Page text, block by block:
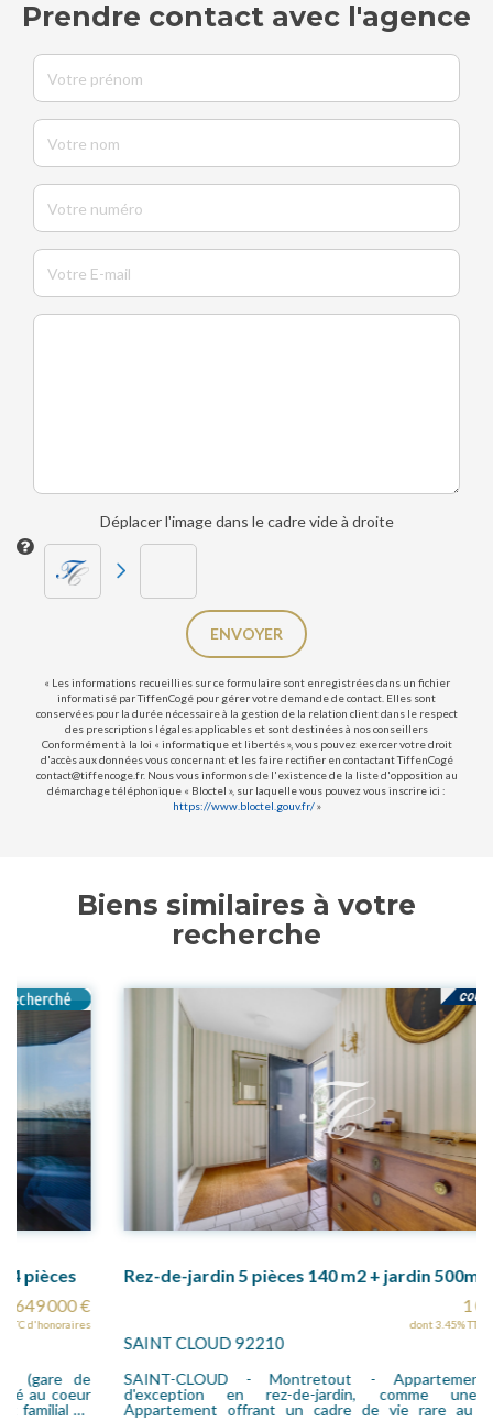
Prendre contact avec l'agence
Déplacer l'image dans le cadre vide à droite
ENVOYER
« Les informations recueillies sur ce formulaire sont enregistrées dans un fichier
informatisé par TiffenCogé pour gérer votre demande de contact. Elles sont
conservées pour la durée nécessaire à la gestion de la relation client dans le respect
des prescriptions légales applicables et sont destinées à nos conseillers
Conformément à la loi « informatique et libertés », vous pouvez exercer votre droit
d'accès aux données vous concernant et les faire rectifier en contactant TiffenCogé
contact@tiffencoge.fr. Nous vous informons de l'existence de la liste d'opposition au
démarchage téléphonique « Bloctel », sur laquelle vous pouvez vous inscrire ici :
https://www.bloctel.gouv.fr/»
Biens similaires à votre
recherche
Rez-de-jardin 5 pièces 140 m2 + jardin 500m²
dont 3.45% TTC d'honoraires
SAINT CLOUD 92210
SAINT-CLOUD - Montretout - Appartement familial
d'exception en rez-de-jardin, comme une maison.
Appartement offrant un cadre de vie rare au sein d'un